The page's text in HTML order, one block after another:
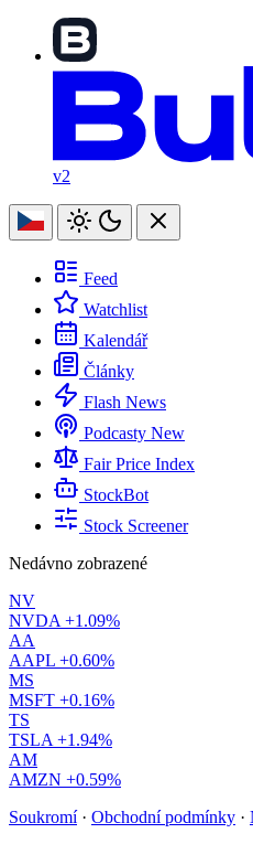
v2
Feed
Watchlist
Kalendář
Články
Flash News
Podcasty New
Fair Price Index
StockBot
Stock Screener
Nedávno zobrazené
NV
NVDA +1.09%
AA
AAPL +0.60%
MS
MSFT +0.16%
TS
TSLA +1.94%
AM
AMZN +0.59%
Soukromí · Obchodní podmínky ·